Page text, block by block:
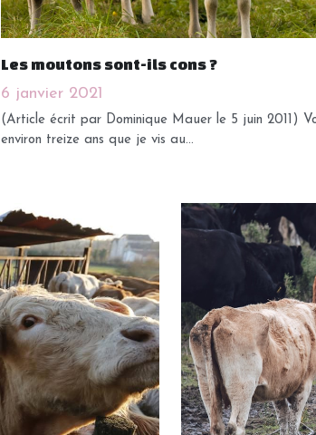
Les moutons sont-ils cons ?
6 janvier 2021
(Article écrit par Dominique Mauer le 5 juin 2011)
environ treize ans que je vis au...